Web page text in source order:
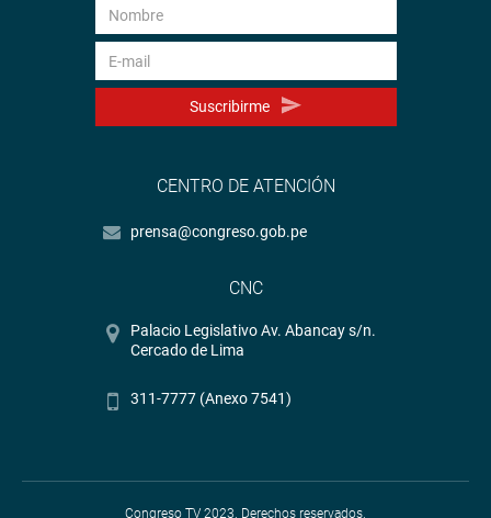
Suscribirme
CENTRO DE ATENCIÓN
prensa@congreso.gob.pe
CNC
Palacio Legislativo Av. Abancay s/n.
Cercado de Lima
311-7777 (Anexo 7541)
Congreso TV 2023. Derechos reservados.